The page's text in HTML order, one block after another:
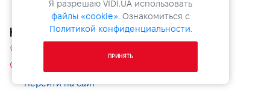
Ниссан ВИДИ Армада
Перейти на сайт
Я разрешаю VIDI.UA использовать
файлы «cookie». Ознакомиться с
Политикой конфиденциальности.
ПРИНЯТЬ